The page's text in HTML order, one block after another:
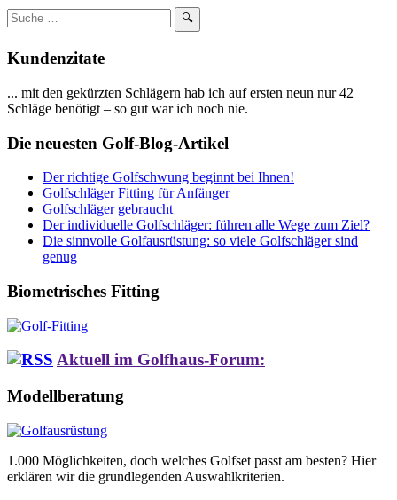
Suchbegriff
eingeben:
🔍
Kundenzitate
... mit den gekürzten Schlägern hab ich auf ersten neun nur 42
Schläge benötigt – so gut war ich noch nie.
Die neuesten Golf-Blog-Artikel
Der richtige Golfschwung beginnt bei Ihnen!
Golfschläger Fitting für Anfänger
Golfschläger gebraucht
Der individuelle Golfschläger: führen alle Wege zum Ziel?
Die sinnvolle Golfausrüstung: so viele Golfschläger sind
genug
Biometrisches Fitting
Aktuell im Golfhaus-Forum:
Modellberatung
1.000 Möglichkeiten, doch welches Golfset passt am besten? Hier
erklären wir die grundlegenden Auswahlkriterien.